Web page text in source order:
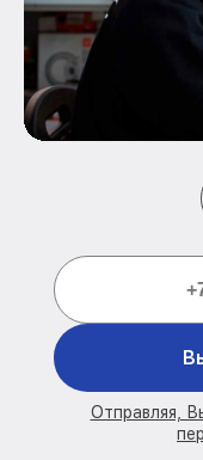
Отправляя,